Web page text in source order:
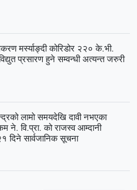
मर्स्याङ्दी कोरिडोर २२० के.भी.
प्रसारण हुने सम्वन्धी अत्यन्त जरुरी
लामो समयदेखि दावी नभएका
ने. वि.प्रा. को राजस्व आम्दानी
दिने सार्वजानिक सूचना